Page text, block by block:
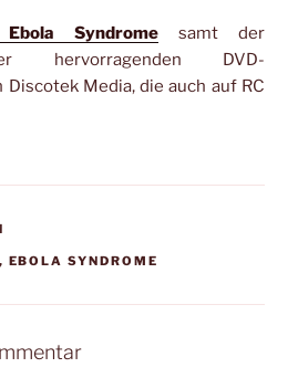
Syndrome samt der
hervorragenden DVD-
Media, die auch auf RC
, EBOLA SYNDROME